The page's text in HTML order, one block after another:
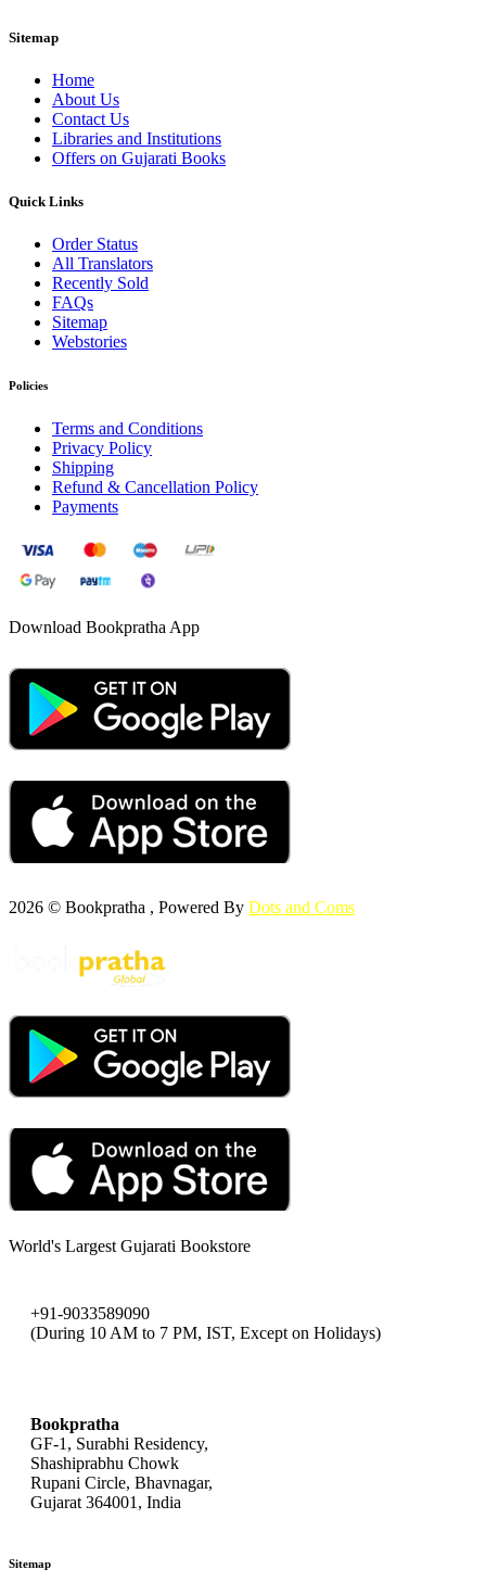
Sitemap
Home
About Us
Contact Us
Libraries and Institutions
Offers on Gujarati Books
Quick Links
Order Status
All Translators
Recently Sold
FAQs
Sitemap
Webstories
Policies
Terms and Conditions
Privacy Policy
Shipping
Refund & Cancellation Policy
Payments
Download Bookpratha App
2026 © Bookpratha , Powered By Dots and Coms
World's Largest Gujarati Bookstore
+91-9033589090
(During 10 AM to 7 PM, IST, Except on Holidays)
Bookpratha
GF-1, Surabhi Residency,
Shashiprabhu Chowk
Rupani Circle, Bhavnagar,
Gujarat 364001, India
Sitemap